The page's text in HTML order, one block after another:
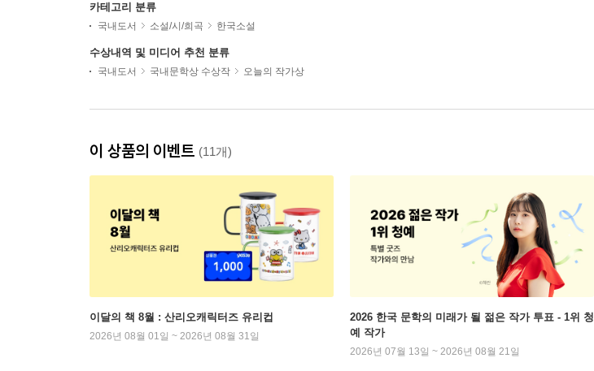
카테고리 분류
국내도서 소설/시/희곡 한국소설
수상내역 및 미디어 추천 분류
국내도서 국내문학상 수상작 오늘의 작가상
이 상품의 이벤트 (11개)
이달의 책 8월 : 산리오캐릭터즈 유리컵
2026년 08월 01일 ~ 2026년 08월 31일
2026 한국 문학의 미래가 될 젊은 작가 투표 - 1위 청
예 작가
2026년 07월 13일 ~ 2026년 08월 21일